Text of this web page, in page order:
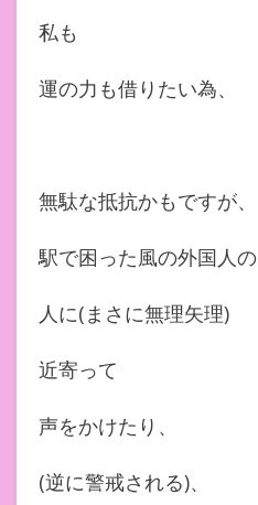
私も
運の力も借りたい為、
無駄な抵抗かもですが、
駅で困った風の外国人の
人に(まさに無理矢理)
近寄って
声をかけたり、
(逆に警戒される)、